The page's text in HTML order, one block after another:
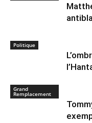
Politique
Grand
Remplacement